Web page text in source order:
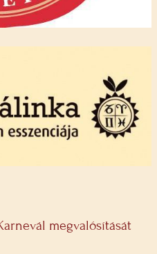
megvalósítását